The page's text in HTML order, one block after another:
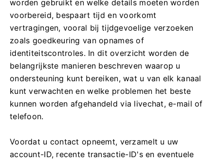
worden gebruikt en welke details moeten worden
voorbereid, bespaart tijd en voorkomt
vertragingen, vooral bij tijdgevoelige verzoeken
zoals goedkeuring van opnames of
identiteitscontroles. In dit overzicht worden de
belangrijkste manieren beschreven waarop u
ondersteuning kunt bereiken, wat u van elk kanaal
kunt verwachten en welke problemen het beste
kunnen worden afgehandeld via livechat, e-mail of
telefoon.
Voordat u contact opneemt, verzamelt u uw
account-ID, recente transactie-ID's en eventuele